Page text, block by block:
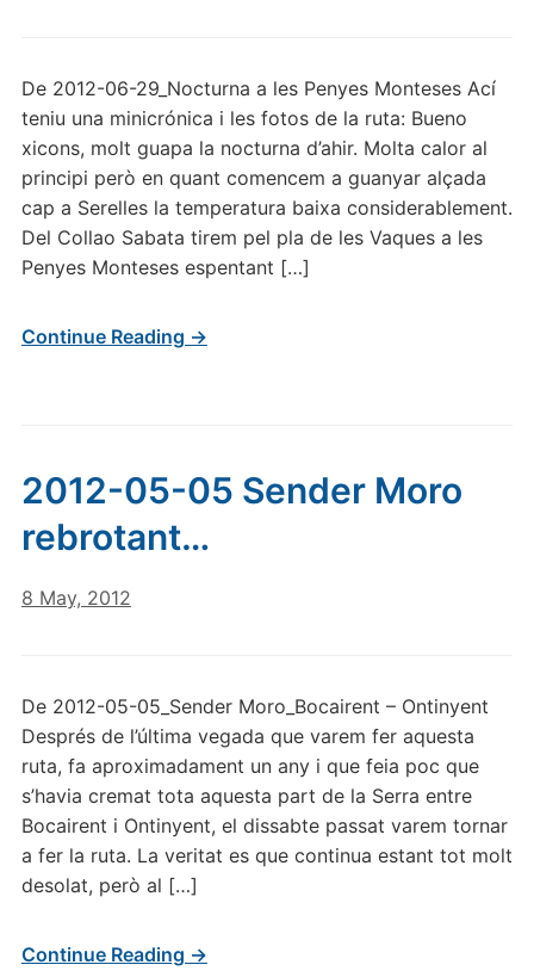
De 2012-06-29_Nocturna a les Penyes Monteses Ací
teniu una minicrónica i les fotos de la ruta: Bueno
xicons, molt guapa la nocturna d’ahir. Molta calor al
principi però en quant comencem a guanyar alçada
cap a Serelles la temperatura baixa considerablement.
Del Collao Sabata tirem pel pla de les Vaques a les
Penyes Monteses espentant […]
Continue Reading →
2012-05-05 Sender Moro
rebrotant…
8 May, 2012
De 2012-05-05_Sender Moro_Bocairent – Ontinyent
Després de l’última vegada que varem fer aquesta
ruta, fa aproximadament un any i que feia poc que
s’havia cremat tota aquesta part de la Serra entre
Bocairent i Ontinyent, el dissabte passat varem tornar
a fer la ruta. La veritat es que continua estant tot molt
desolat, però al […]
Continue Reading →